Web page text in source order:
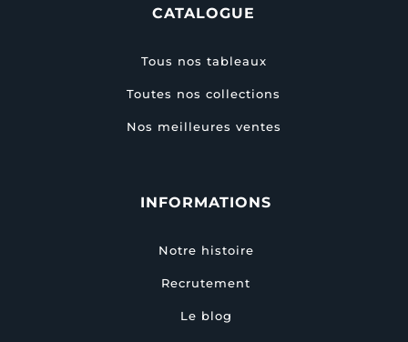
CATALOGUE
Tous nos tableaux
Toutes nos collections
Nos meilleures ventes
INFORMATIONS
Notre histoire
Recrutement
Le blog